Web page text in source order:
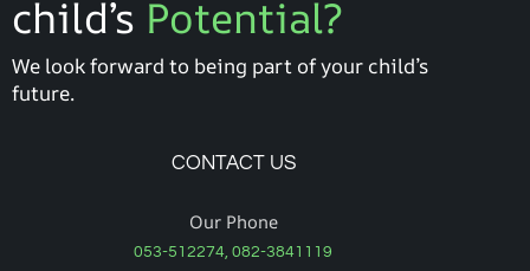
child’s Potential?
We look forward to being part of your child’s
future.
CONTACT US
Our Phone
053-512274, 082-3841119